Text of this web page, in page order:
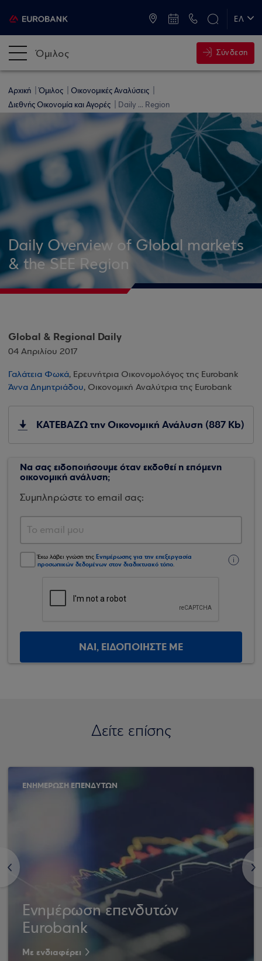
ΕΛ
Όμιλος Σύνδεση
Αρχική Όμιλος
Οικονομικές Αναλύσεις
Διεθνής Οικονομία και Αγορές
Daily ... Region
Daily Overview of Global markets
& the SEE Region
Global & Regional Daily
04 Απριλίου 2017
Γαλάτεια Φωκά, Ερευνήτρια Οικονομολόγος της Eurobank
Άννα Δημητριάδου, Οικονομική Αναλύτρια της Eurobank
ΚΑΤΕΒΑΖΩ την Οικονομική Ανάλυση (887 Kb)
Να σας ειδοποιήσουμε όταν εκδοθεί η επόμενη
οικονομική ανάλυση;
Συμπληρώστε το email σας:
Έχω λάβει γνώση της Ενημέρωσης για την επεξεργασία
προσωπικών δεδομένων στον διαδικτυακό τόπο.
ΝΑΙ, ΕΙΔΟΠΟΙΗΣΤΕ ΜΕ
Δείτε επίσης
<
ΕΝΗΜΕΡΩΣΗ ΕΠΕΝΔΥΤΩΝ
Ενημέρωση επενδυτών
Eurobank
Με ενδιαφέρει
>